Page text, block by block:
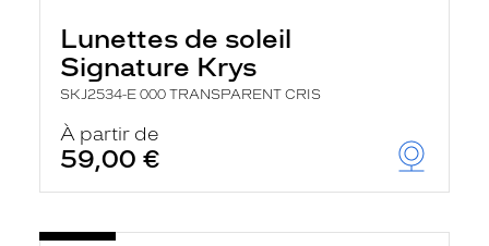
Lunettes de soleil
Signature Krys
SKJ2534-E 000 TRANSPARENT CRIS
À partir de
59,00 €